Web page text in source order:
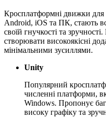
Кросплатформні движки для
Android, iOS та ПК, стають
своїй гнучкості та
створювати високоякісні
мінімальними зусиллями.
Unity
Популярний
численні платформи,
Windows. Пропонує
високу графіку та